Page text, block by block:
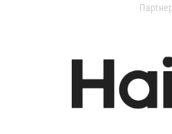
Партнер